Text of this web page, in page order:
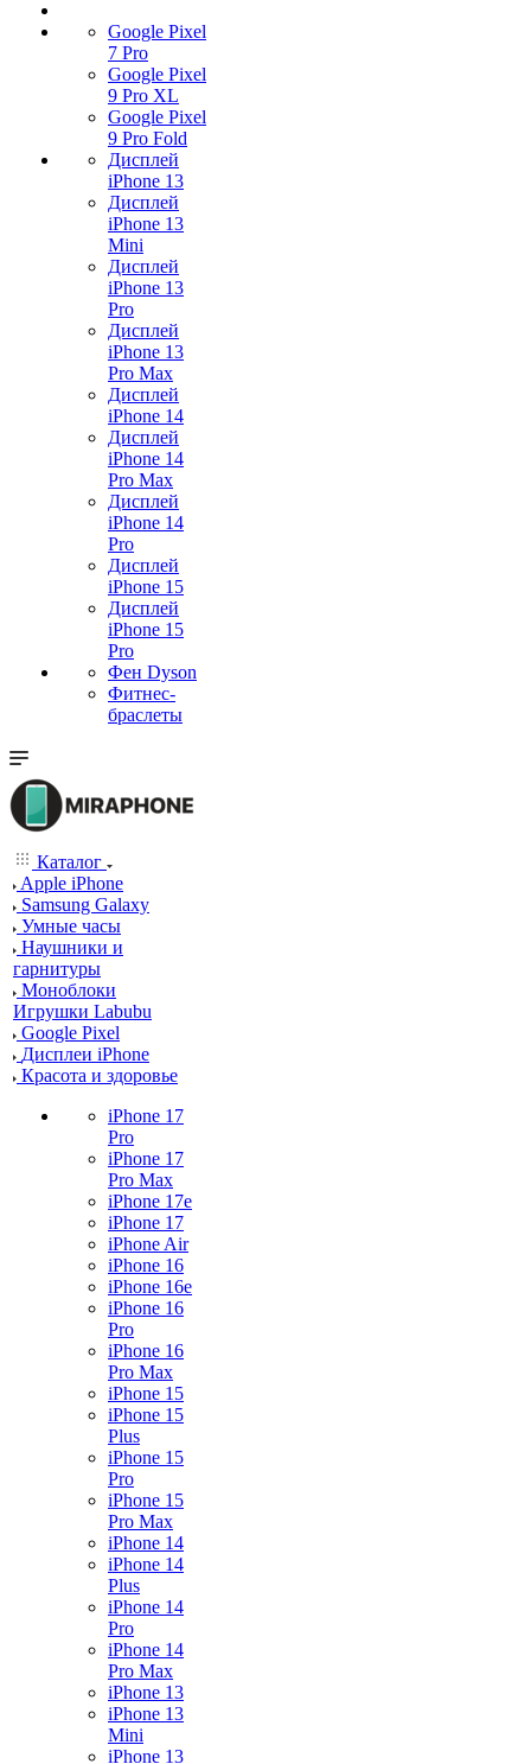
Google Pixel
7 Pro
Google Pixel
9 Pro XL
Google Pixel
9 Pro Fold
Дисплей
iPhone 13
Дисплей
iPhone 13
Mini
Дисплей
iPhone 13
Pro
Дисплей
iPhone 13
Pro Max
Дисплей
iPhone 14
Дисплей
iPhone 14
Pro Max
Дисплей
iPhone 14
Pro
Дисплей
iPhone 15
Дисплей
iPhone 15
Pro
Фен Dyson
Фитнес-
браслеты
Каталог
Apple iPhone
Samsung Galaxy
Умные часы
Наушники и
гарнитуры
Моноблоки
Игрушки Labubu
Google Pixel
Дисплеи iPhone
Красота и здоровье
iPhone 17
Pro
iPhone 17
Pro Max
iPhone 17e
iPhone 17
iPhone Air
iPhone 16
iPhone 16e
iPhone 16
Pro
iPhone 16
Pro Max
iPhone 15
iPhone 15
Plus
iPhone 15
Pro
iPhone 15
Pro Max
iPhone 14
iPhone 14
Plus
iPhone 14
Pro
iPhone 14
Pro Max
iPhone 13
iPhone 13
Mini
iPhone 13